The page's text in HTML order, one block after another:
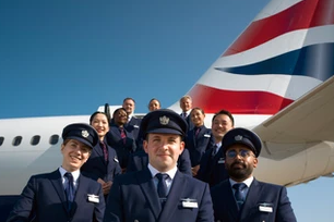
album photo
Reportages